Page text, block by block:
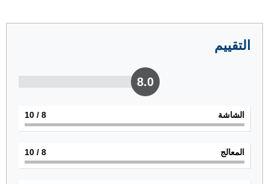
التقييم
8.0
الشاشة 8
/ 10
المعالج 8
/ 10